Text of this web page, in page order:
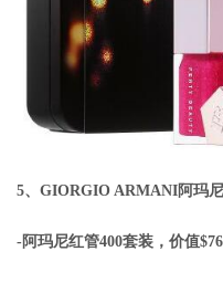
5、GIORGIO ARMANI阿玛尼
-阿玛尼红管400套装，价值$76